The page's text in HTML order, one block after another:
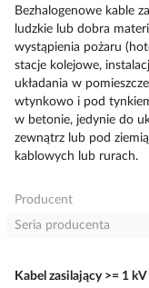
Bezhalogenowe kable
ludzkie lub dobra
wystąpienia pożaru
stacje kolejowe,
układania w
wtynkowo i pod
w betonie, jedynie do
zewnątrz lub pod
kablowych lub rurach.
Producent
Seria producenta
Kabel zasilający >= 1 kV